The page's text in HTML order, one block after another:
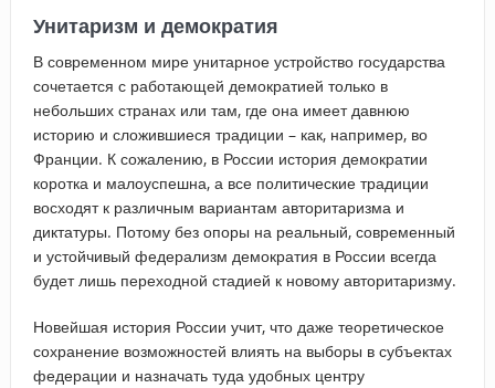
Унитаризм и демократия
В современном мире унитарное устройство государства
сочетается с работающей демократией только в
небольших странах или там, где она имеет давнюю
историю и сложившиеся традиции – как, например, во
Франции. К сожалению, в России история демократии
коротка и малоуспешна, а все политические традиции
восходят к различным вариантам авторитаризма и
диктатуры. Потому без опоры на реальный, современный
и устойчивый федерализм демократия в России всегда
будет лишь переходной стадией к новому авторитаризму.
Новейшая история России учит, что даже теоретическое
сохранение возможностей влиять на выборы в субъектах
федерации и назначать туда удобных центру